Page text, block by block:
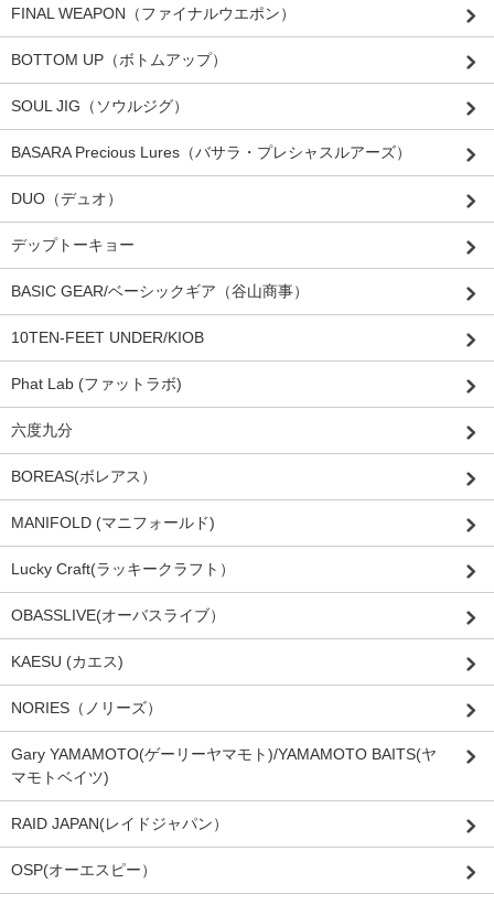
FINAL WEAPON（ファイナルウエポン）
BOTTOM UP（ボトムアップ）
SOUL JIG（ソウルジグ）
BASARA Precious Lures（バサラ・プレシャスルアーズ）
DUO（デュオ）
デップトーキョー
BASIC GEAR/ベーシックギア（谷山商事）
10TEN-FEET UNDER/KIOB
Phat Lab (ファットラボ)
六度九分
BOREAS(ボレアス）
MANIFOLD (マニフォールド)
Lucky Craft(ラッキークラフト）
OBASSLIVE(オーバスライブ）
KAESU (カエス)
NORIES（ノリーズ）
Gary YAMAMOTO(ゲーリーヤマモト)/YAMAMOTO BAITS(ヤ
マモトベイツ)
RAID JAPAN(レイドジャパン）
OSP(オーエスピー）